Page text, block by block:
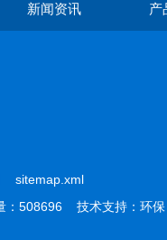
新闻资讯 产
sitemap.xml
508696 技术支持： 环保